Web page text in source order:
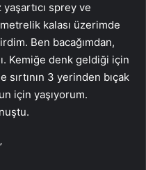
sprey ve
kalası üzerimde
Ben bacağımdan,
Kemiğe denk geldiği için
sırtının 3 yerinden bıçak
için yaşıyorum.